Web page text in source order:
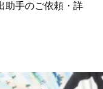
助手のご依頼・詳